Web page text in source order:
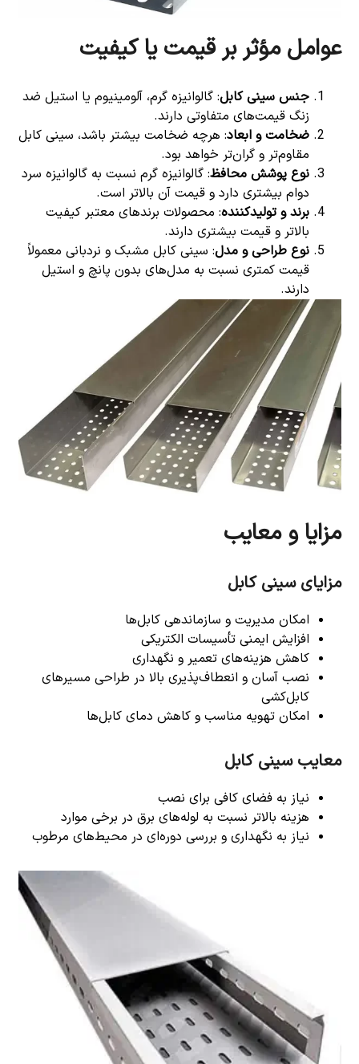
عوامل مؤثر بر قیمت یا کیفیت
جنس سینی کابل: گالوانیزه گرم، آلومینیوم یا استیل ضد
زنگ قیمت‌های متفاوتی دارند.
ضخامت و ابعاد: هرچه ضخامت بیشتر باشد، سینی کابل
مقاوم‌تر و گران‌تر خواهد بود.
نوع پوشش محافظ: گالوانیزه گرم نسبت به گالوانیزه سرد
دوام بیشتری دارد و قیمت آن بالاتر است.
برند و تولیدکننده: محصولات برندهای معتبر کیفیت
بالاتر و قیمت بیشتری دارند.
نوع طراحی و مدل: سینی کابل مشبک و نردبانی معمولاً
قیمت کمتری نسبت به مدل‌های بدون پانچ و استیل
دارند.
مزایا و معایب
مزایای سینی کابل
امکان مدیریت و سازماندهی کابل‌ها
افزایش ایمنی تأسیسات الکتریکی
کاهش هزینه‌های تعمیر و نگهداری
نصب آسان و انعطاف‌پذیری بالا در طراحی مسیرهای
کابل‌کشی
امکان تهویه مناسب و کاهش دمای کابل‌ها
معایب سینی کابل
نیاز به فضای کافی برای نصب
هزینه بالاتر نسبت به لوله‌های برق در برخی موارد
نیاز به نگهداری و بررسی دوره‌ای در محیط‌های مرطوب